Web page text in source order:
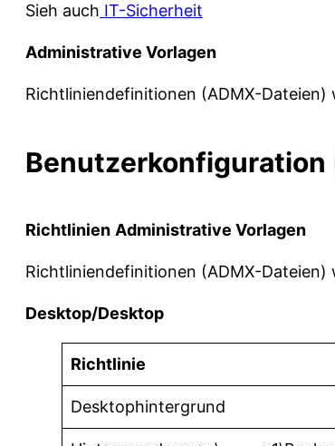
Sieh auch IT-Sicherheit
Administrative Vorlagen
Richtliniendefinitionen (ADMX-Dateien)
Richtlinien Administrative Vorlagen
Richtliniendefinitionen (ADMX-
Desktop/Desktop
Richtlinie
Desktophintergrund